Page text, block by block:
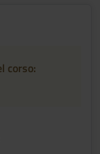
corso: